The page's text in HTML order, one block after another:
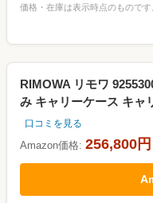
価格・在庫は表示時点のもので
RIMOWA リモワ
み キャリーケース キャ
口コミを見る
Amazon価格: 256,800円